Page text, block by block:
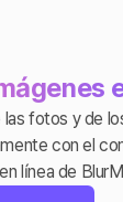
fotos y de
con el
línea de